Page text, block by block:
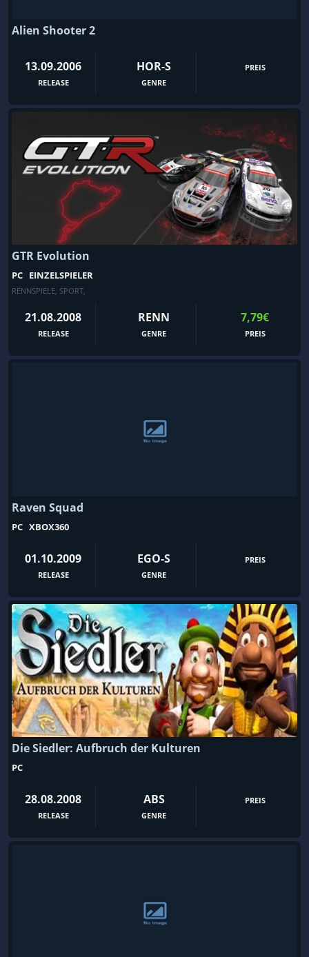
Alien Shooter 2
13.09.2006
RELEASE
HOR-S
GENRE
PREIS
GTR Evolution
PC EINZELSPIELER
RENNSPIELE, SPORT,
21.08.2008
RELEASE
RENN
GENRE
7,79€
PREIS
Raven Squad
PC XBOX360
01.10.2009
RELEASE
EGO-S
GENRE
PREIS
Die Siedler: Aufbruch der Kulturen
PC
28.08.2008
RELEASE
ABS
GENRE
PREIS